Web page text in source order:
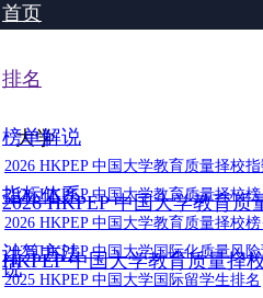
首页
排名
大学
2026 HKPEP 中国大学教育质量择校指
2026 HKPEP 中国大学教育质量择校
2026 HKPEP 中国大学教育质量择校
2025 HKPEP 中国大学国际化质量风
2025 HKPEP 中国大学国际留学生排名
榜单解说
2026 HKPEP 中国大学教育
说
指标体系
HKPEP 中国大学教育质量择
计算方法